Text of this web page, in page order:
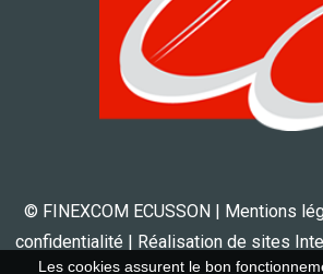
© FINEXCOM ECUSSON | Mentions
confidentialité | Réalisation de sites
Les cookies assurent le bon